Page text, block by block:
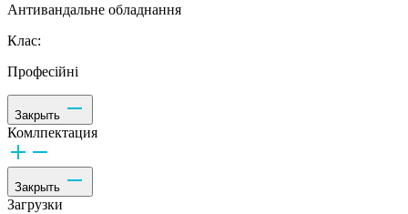
Антивандальне обладнання
Клас:
Професійні
Закрыть
Комлпектация
Закрыть
Загрузки